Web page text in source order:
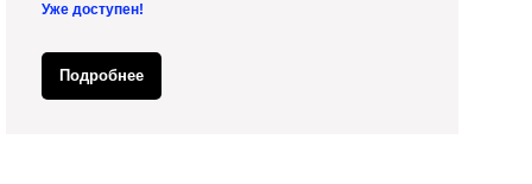
Уже доступен!
Подробнее